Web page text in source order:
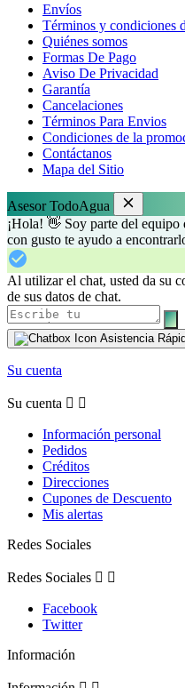
Envíos
Términos y condiciones
Quiénes somos
Formas De Pago
Aviso De Privacidad
Garantía
Cancelaciones
Términos Para Envios
Condiciones de la
Contáctanos
Mapa del Sitio
Asesor TodoAgua
¡Hola! 👋 Soy parte del
con gusto te ayudo a
Al utilizar el chat, usted da su
de sus datos de chat.
Asistencia
Su cuenta
Su cuenta  
Información personal
Pedidos
Créditos
Direcciones
Cupones de Descuento
Mis alertas
Redes Sociales
Redes Sociales  
Facebook
Twitter
Información